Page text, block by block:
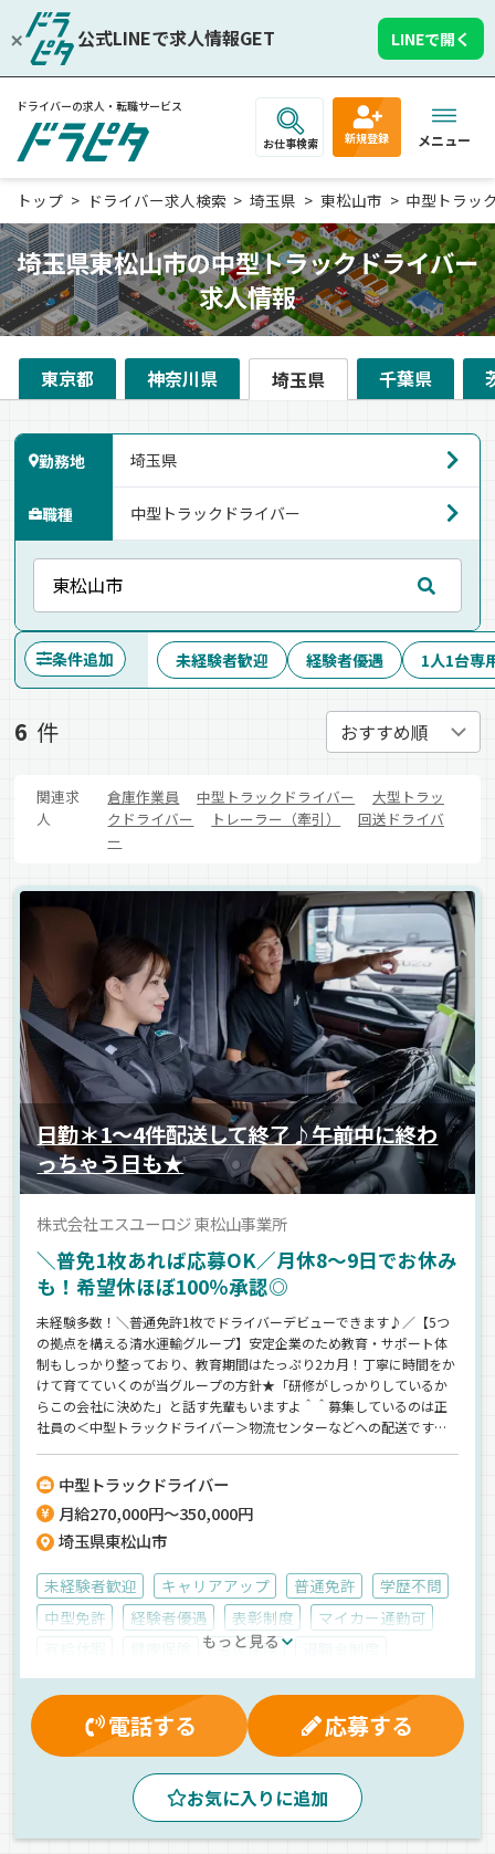
公式LINEで求人情報GET LINEで開く
ドライバーの求人・転職サービス
お仕事検索 新規登録 メニュー
トップ ドライバー求人検索 埼玉県 東松山市 中型トラッ
埼玉県東松山市の中型トラックドライバー
求人情報
東京都 神奈川県 埼玉県 千葉県
勤務地
職種
条件追加 未経験者歓迎 経験者優遇 1人1台専
6 件
関連求
人
倉庫作業員 中型トラックドライバー
大型トラッ
クドライバー
トレーラー（牽引）
回送ドライバ
ー
日勤＊1～4件配送して終了♪午前中に終わ
っちゃう日も★
株式会社エスユーロジ 東松山事業所
＼普免1枚あれば応募OK／月休8～9日でお休み
も！希望休ほぼ100％承認◎
未経験多数！＼普通免許1枚でドライバーデビューできます♪／【5つ
の拠点を構える清水運輸グループ】安定企業のため教育・サポート体
制もしっかり整っており、教育期間はたっぷり2カ月！丁寧に時間をか
けて育てていくのが当グループの方針★「研修がしっかりしているか
らこの会社に決めた」と話す先輩もいますよ＾＾募集しているのは正
社員の＜中型トラックドライバー＞物流センターなどへの配送です
がら働ける環境も魅力です！
中型トラックドライバー
月給270,000円～350,000円
埼玉県東松山市
未経験者歓迎 キャリアアップ 普通免許
学歴不問
中型免許
経験者優遇 表彰制度
マイカー通勤可
労災保険
厚生年金
雇用保険 交通費支給
賞与
社内イベント
資格取得制度
制服・作業着貸与
朝 夕方 早朝
昼
バックアイモニター装備
中距離
地場
カーナビ搭載
パワーゲート
ジョロダー・ジョルダー
ETC搭載
エアサス
もっと見る
電話する 応募する
お気に入りに追加